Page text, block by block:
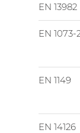
EN 13982
EN 1073-
EN 1149
EN 14126